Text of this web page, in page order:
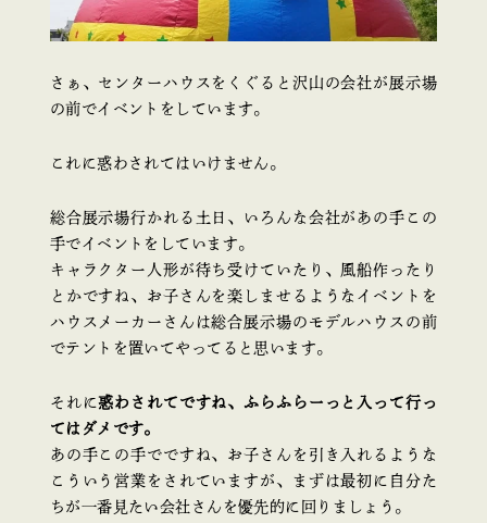
さぁ、センターハウスをくぐると沢山の会社が展示場
の前でイベントをしています。
これに惑わされてはいけません。
総合展示場行かれる土日、いろんな会社があの手この
手でイベントをしています。
キャラクター人形が待ち受けていたり、風船作ったり
とかですね、お子さんを楽しませるようなイベントを
ハウスメーカーさんは総合展示場のモデルハウスの前
でテントを置いてやってると思います。
それに惑わされてですね、ふらふらーっと入って行っ
てはダメです。
あの手この手でですね、お子さんを引き入れるような
こういう営業をされていますが、まずは最初に自分た
ちが一番見たい会社さんを優先的に回りましょう。